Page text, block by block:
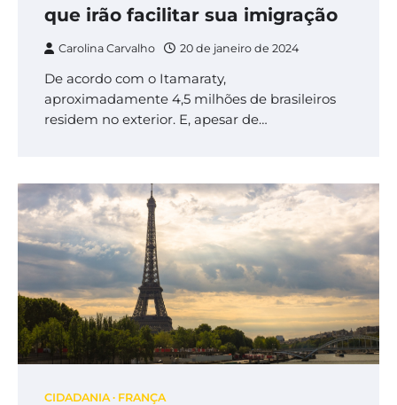
que irão facilitar sua imigração
Carolina Carvalho 20 de janeiro de 2024
De acordo com o Itamaraty,
aproximadamente 4,5 milhões de brasileiros
residem no exterior. E, apesar de…
CIDADANIA FRANÇA